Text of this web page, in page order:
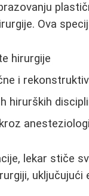
Ova
hirurgije
i
hirurških
lekar stiče